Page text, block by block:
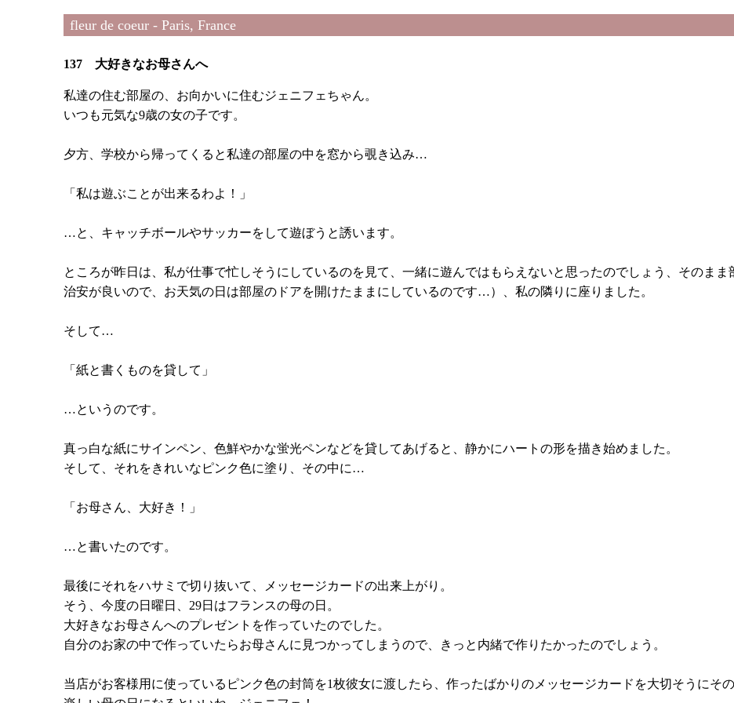
fleur de coeur - Paris, France
137 大好きなお母さんへ
私達の住む部屋の、お向かいに住むジェニフェちゃん。
いつも元気な9歳の女の子です。
夕方、学校から帰ってくると私達の部屋の中を窓から覗き込み…
「私は遊ぶことが出来るわよ！」
…と、キャッチボールやサッカーをして遊ぼうと誘います。
ところが昨日は、私が仕事で忙しそうにしているのを見て、一緒に遊んではもらえないと思ったのでしょう、そのま
治安が良いので、お天気の日は部屋のドアを開けたままにしているのです…）、私の隣りに座りました。
そして…
「紙と書くものを貸して」
…というのです。
真っ白な紙にサインペン、色鮮やかな蛍光ペンなどを貸してあげると、静かにハートの形を描き始めました。
そして、それをきれいなピンク色に塗り、その中に…
「お母さん、大好き！」
…と書いたのです。
最後にそれをハサミで切り抜いて、メッセージカードの出来上がり。
そう、今度の日曜日、29日はフランスの母の日。
大好きなお母さんへのプレゼントを作っていたのでした。
自分のお家の中で作っていたらお母さんに見つかってしまうので、きっと内緒で作りたかったのでしょう。
当店がお客様用に使っているピンク色の封筒を1枚彼女に渡したら、作ったばかりのメッセージカードを大切そうにそ